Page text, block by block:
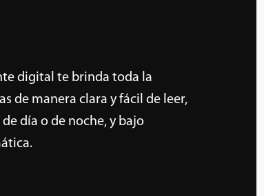
digital te brinda toda la
de manera clara y fácil de leer,
día o de noche, y bajo